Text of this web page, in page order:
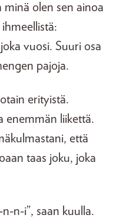
minä olen sen ainoa
vuosi. Suuri osa
pajoja.
erityistä.
enemmän liikettä.
että
taas joku, joka
n-i”, saan kuulla.